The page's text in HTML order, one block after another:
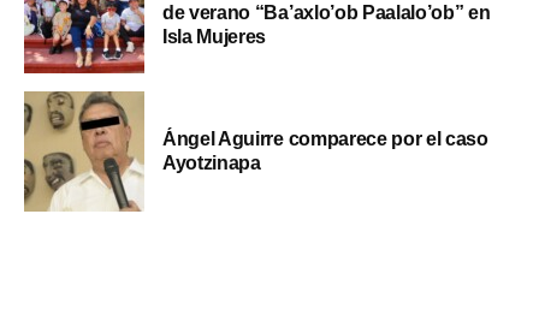
de verano “Ba’axlo’ob Paalalo’ob” en
Isla Mujeres
Ángel Aguirre comparece por el caso
Ayotzinapa